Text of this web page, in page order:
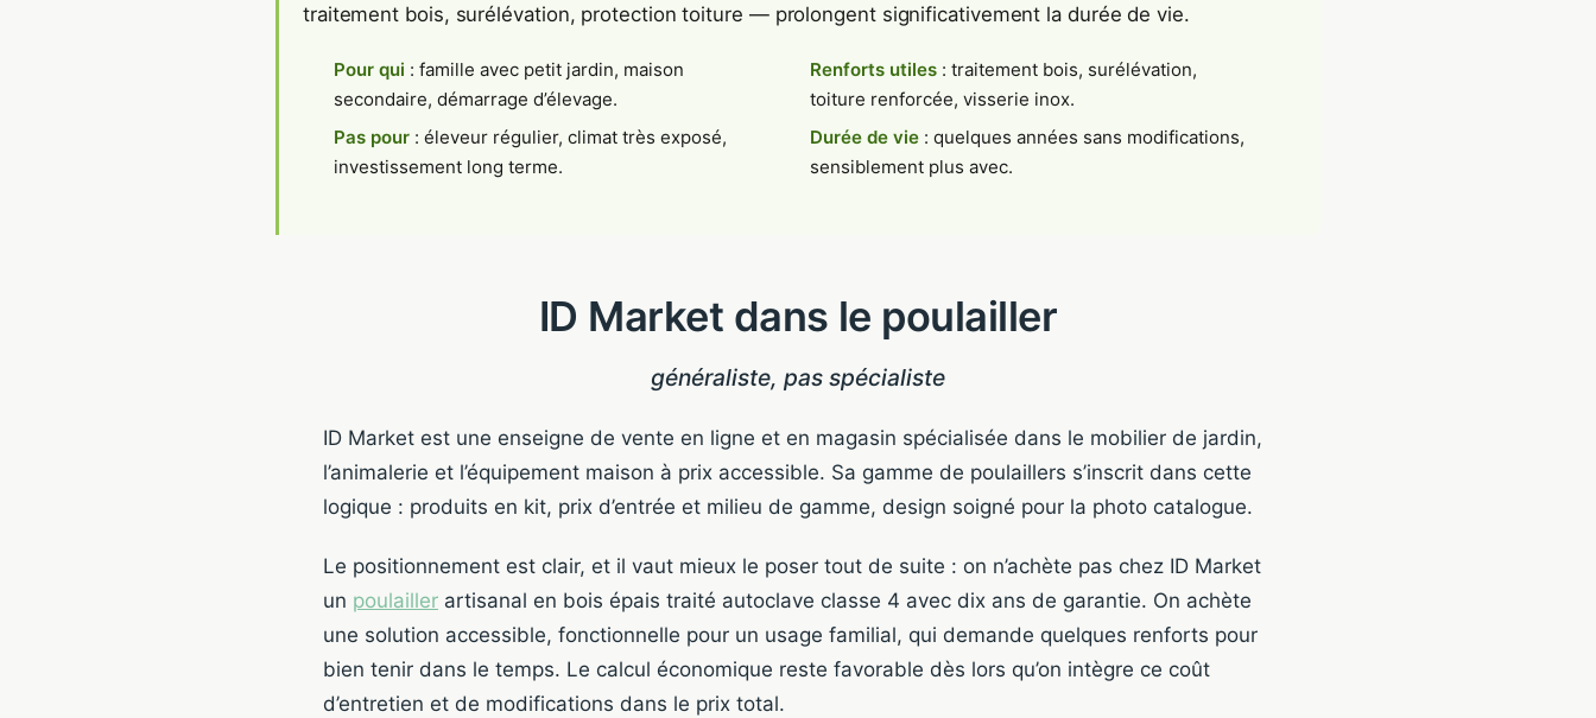
traitement bois, surélévation, protection toiture — prolongent significativement la durée de vie.
Pour qui : famille avec petit jardin, maison
secondaire, démarrage d’élevage.
Pas pour: éleveur régulier, climat très exposé,
investissement long terme.
Renforts utiles: traitement bois, surélévation,
toiture renforcée, visserie inox.
Durée de vie: quelques années sans modifications,
sensiblement plus avec.
ID Market dans le poulailler
généraliste, pas spécialiste
ID Market est une enseigne de vente en ligne et en magasin spécialisée dans le mobilier de jardin,
l’animalerie et l’équipement maison à prix accessible. Sa gamme de poulaillers s’inscrit dans cette
logique : produits en kit, prix d’entrée et milieu de gamme, design soigné pour la photo catalogue.
Le positionnement est clair, et il vaut mieux le poser tout de suite : on n’achète pas chez ID Market
un poulailler artisanal en bois épais traité autoclave classe 4 avec dix ans de garantie. On achète
une solution accessible, fonctionnelle pour un usage familial, qui demande quelques renforts pour
bien tenir dans le temps. Le calcul économique reste favorable dès lors qu’on intègre ce coût
d’entretien et de modifications dans le prix total.